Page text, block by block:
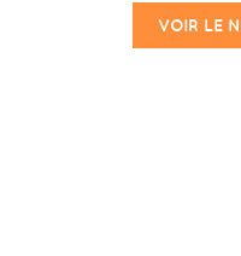
VOIR LE